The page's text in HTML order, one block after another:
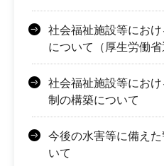
社会福祉施設等にお
について（厚生労働省
社会福祉施設等にお
制の構築について
今後の水害等に備え
いて